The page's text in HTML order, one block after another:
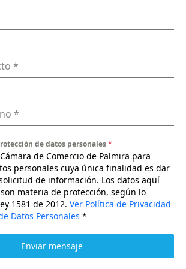
*
*
de datos personales*
de Comercio de Palmira para
personales cuya única finalidad es dar
de información. Los datos aquí
materia de protección, según lo
1581 de 2012. Ver Política de Privacidad
Datos Personales *
Enviar mensaje